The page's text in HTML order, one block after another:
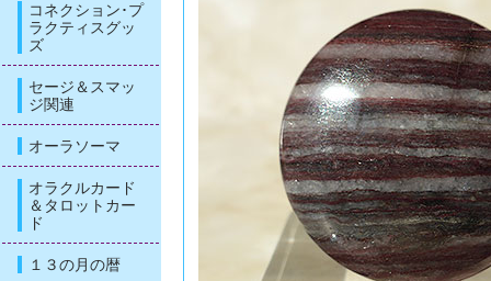
コネクション･プ
ラクティスグッ
ズ
セージ＆スマッ
ジ関連
オーラソーマ
オラクルカード
＆タロットカー
ド
１３の月の暦